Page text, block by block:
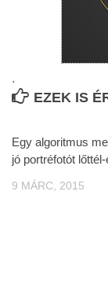
.
EZEK IS
Egy algoritmus
jó portréfotót lőttél-
9 MÁRC, 2015